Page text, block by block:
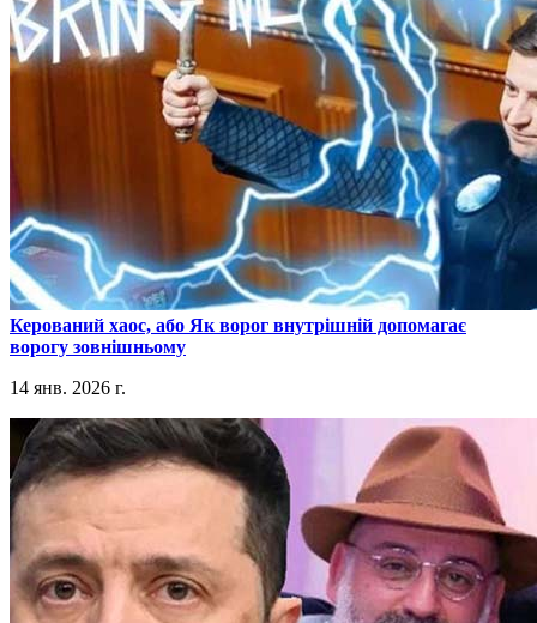
​Керований хаос, або Як ворог внутрішній допомагає
ворогу зовнішньому
14 янв. 2026 г.